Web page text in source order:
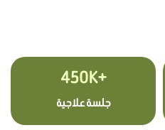
+450K
جلسة علاجية